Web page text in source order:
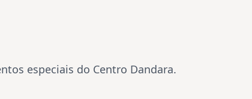
especiais do Centro Dandara.